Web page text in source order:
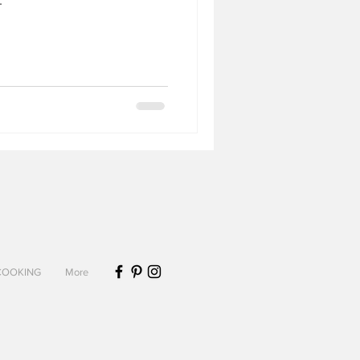
Biscuits et sablés
More